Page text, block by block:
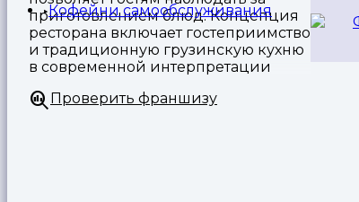
Кофейни самообслуживания
приготовлением блюд. Концепция
ресторана включает гостеприимство
и традиционную грузинскую кухню
в современной интерпретации
Проверить франшизу